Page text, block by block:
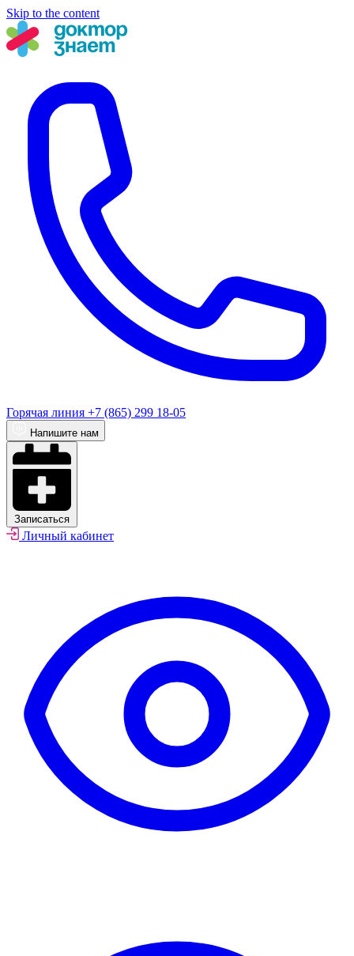
Skip to the content
Горячая линия +7 (865) 299 18-05
Напишите нам
Записаться
Личный кабинет